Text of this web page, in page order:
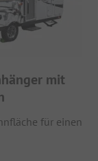
mit
für einen